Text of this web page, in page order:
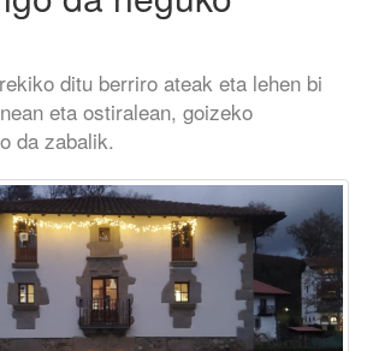
ditu berriro ateak eta lehen bi
eta ostiralean, goizeko
da zabalik.